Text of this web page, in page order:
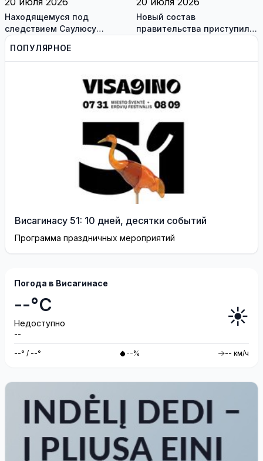
Находящемуся под
следствием Саулюсу
Сквернялису временно
разрешили выехать за
границу
Новый состав
правительства приступил к
ПОПУЛЯРНОЕ
Висагинасу 51: 10 дней, десятки событий
Программа праздничных мероприятий
Погода в Висагинасе
--°C
Недоступно
--
☀️
--° / --° --% -- км/ч